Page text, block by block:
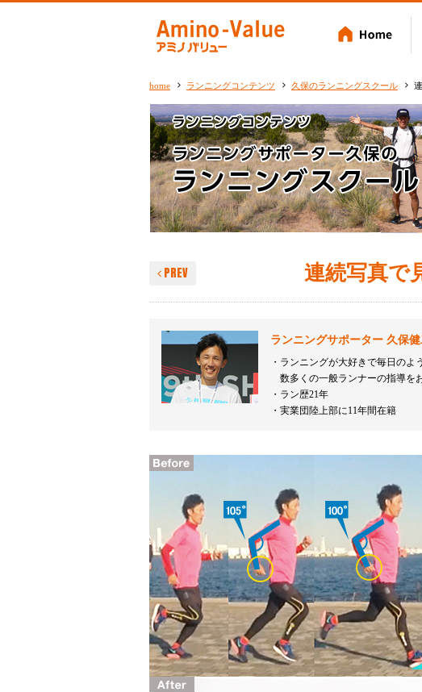
Amino-Value アミ
home ランニングコンテンツ 久保のランニングスクール
連続写真で
PREV
ランニングサポーター 久保
ランニングが大好きで毎日のよ
数多くの一般ランナーの指導を
ラン歴21年
実業団陸上部に11年間在籍